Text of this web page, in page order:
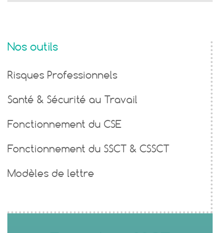
Nos outils
Risques Professionnels
Santé & Sécurité au Travail
Fonctionnement du CSE
Fonctionnement du SSCT & CSSCT
Modèles de lettre